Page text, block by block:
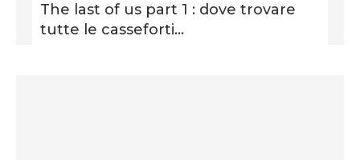
The last of us part 1 : dove trovare
tutte le casseforti...